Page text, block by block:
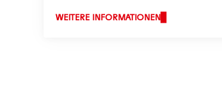
WEITERE INFORMATIONEN